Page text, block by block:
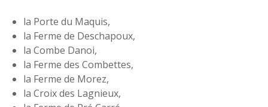
la Porte du Maquis,
la Ferme de Deschapoux,
la Combe Danoi,
la Ferme des Combettes,
la Ferme de Morez,
la Croix des Lagnieux,